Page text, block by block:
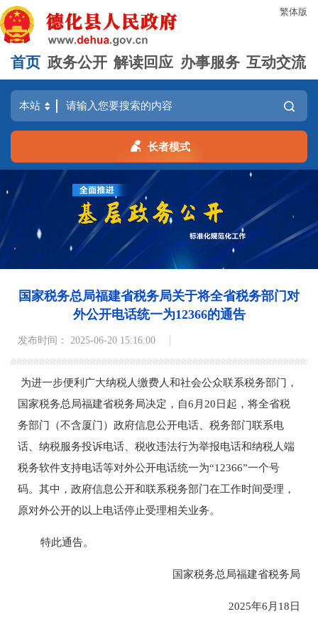
繁体版
首页 政务公开 解读回应 办事服务 互动交流
长者模式
国家税务总局福建省税务局关于将全省税务部门对
外公开电话统一为12366的通告
发布时间： 2025-06-20 15:16:00
为进一步便利广大纳税人缴费人和社会公众联系税务部门，
国家税务总局福建省税务局决定，自6月20日起，将全省税
务部门（不含厦门）政府信息公开电话、税务部门联系电
话、纳税服务投诉电话、税收违法行为举报电话和纳税人端
税务软件支持电话等对外公开电话统一为“12366”一个号
码。其中，政府信息公开和联系税务部门在工作时间受理，
原对外公开的以上电话停止受理相关业务。
特此通告。
国家税务总局福建省税务局
2025年6月18日